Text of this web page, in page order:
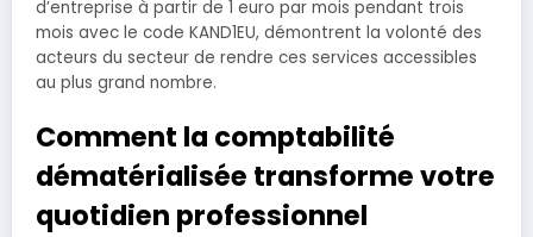
d’entreprise à partir de 1 euro par mois pendant trois
mois avec le code KAND1EU, démontrent la volonté des
acteurs du secteur de rendre ces services accessibles
au plus grand nombre.
Comment la comptabilité
dématérialisée transforme votre
quotidien professionnel